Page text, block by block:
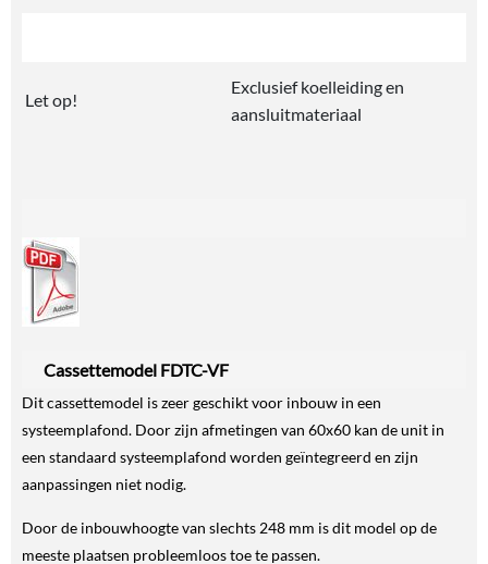
Let op!
Exclusief koelleiding en
aansluitmateriaal
Cassettemodel FDTC-VF
Dit cassettemodel is zeer geschikt voor inbouw in een
systeemplafond. Door zijn afmetingen van 60x60 kan de unit in
een standaard systeemplafond worden geïntegreerd en zijn
aanpassingen niet nodig.
Door de inbouwhoogte van slechts 248 mm is dit model op de
meeste plaatsen probleemloos toe te passen.